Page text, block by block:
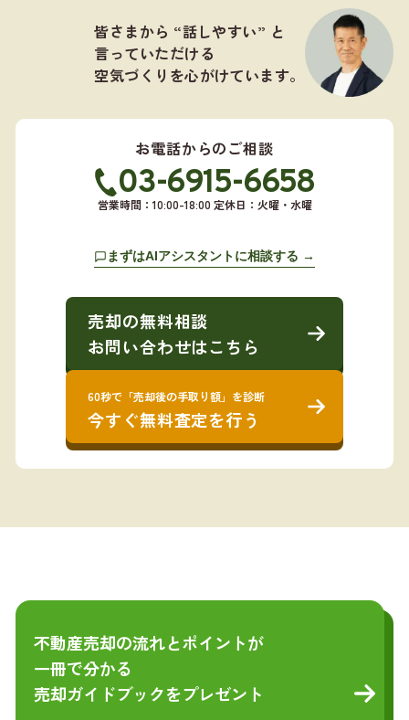
皆さまから “話しやすい” と
言っていただける
空気づくりを心がけています。
お電話からのご相談
03-6915-6658
営業時間：10:00-18:00 定休日：火曜・水曜
まずはAIアシスタントに相談する →
売却の無料相談
お問い合わせはこちら
60秒で「売却後の手取り額」を診断
今すぐ無料査定を行う
不動産売却の流れとポイントが
一冊で分かる
売却ガイドブックをプレゼント